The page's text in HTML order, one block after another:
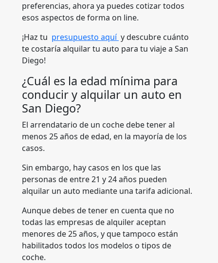
preferencias, ahora ya puedes cotizar todos
esos aspectos de forma on line.
¡Haz tu presupuesto aquí y descubre cuánto
te costaría alquilar tu auto para tu viaje a San
Diego!
¿Cuál es la edad mínima para
conducir y alquilar un auto en
San Diego?
El arrendatario de un coche debe tener al
menos 25 años de edad, en la mayoría de los
casos.
Sin embargo, hay casos en los que las
personas de entre 21 y 24 años pueden
alquilar un auto mediante una tarifa adicional.
Aunque debes de tener en cuenta que no
todas las empresas de alquiler aceptan
menores de 25 años, y que tampoco están
habilitados todos los modelos o tipos de
coche.